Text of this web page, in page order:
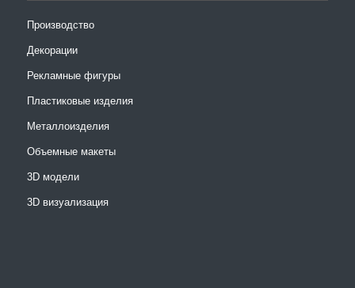
Производство
Декорации
Рекламные фигуры
Пластиковые изделия
Металлоизделия
Объемные макеты
3D модели
3D визуализация